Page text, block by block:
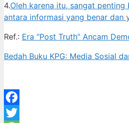
4.Oleh karena itu, sangat
antara informasi yang benar dan
Ref.: Era “Post Truth” Ancam
Bedah Buku KPG: Media Sosial
Facebook